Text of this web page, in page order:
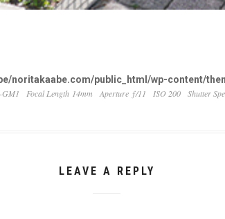
noritakaabe.com/public_html/wp-content/
Focal Length 14mm Aperture ƒ/11 ISO 200 Shutter
LEAVE A REPLY